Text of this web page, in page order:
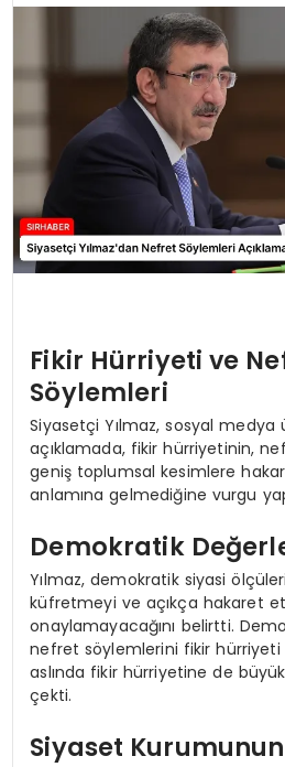
Fikir Hürriyeti ve
Söylemleri
Siyasetçi Yılmaz, sosyal medya
açıklamada, fikir hürriyetinin,
geniş toplumsal kesimlere
anlamına gelmediğine vurgu
Demokratik
Yılmaz, demokratik siyasi
küfretmeyi ve açıkça hakaret
onaylamayacağını belirtti.
nefret söylemlerini fikir hürriyeti
aslında fikir hürriyetine de
çekti.
Siyaset